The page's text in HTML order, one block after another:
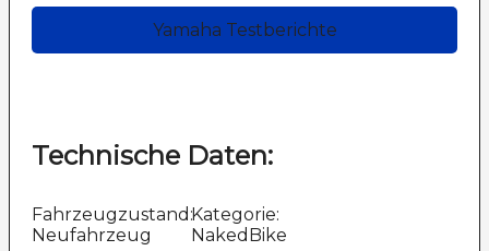
Yamaha Testberichte
Technische Daten:
Fahrzeugzustand:
Neufahrzeug
Kategorie:
NakedBike